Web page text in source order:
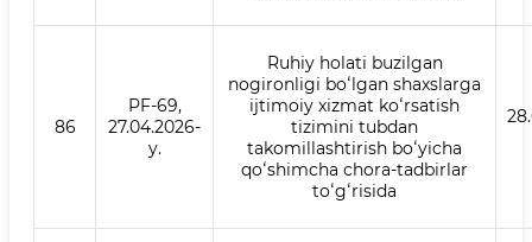
86
PF-69,
27.04.2026-
y.
Ruhiy holati buzilgan
nogironligi boʻlgan shaxslarga
ijtimoiy xizmat koʻrsatish
tizimini tubdan
takomillashtirish boʻyicha
qoʻshimcha chora-tadbirlar
toʻgʻrisida